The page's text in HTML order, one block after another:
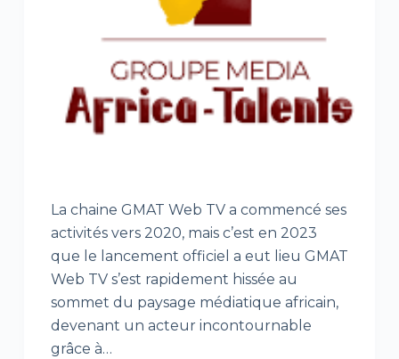
La chaine GMAT Web TV a commencé ses
activités vers 2020, mais c’est en 2023
que le lancement officiel a eut lieu GMAT
Web TV s’est rapidement hissée au
sommet du paysage médiatique africain,
devenant un acteur incontournable
grâce à…